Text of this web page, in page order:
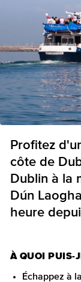
Profitez
côte de
Dublin à la
Dún
heure
À QUOI PUIS-
Échappez à